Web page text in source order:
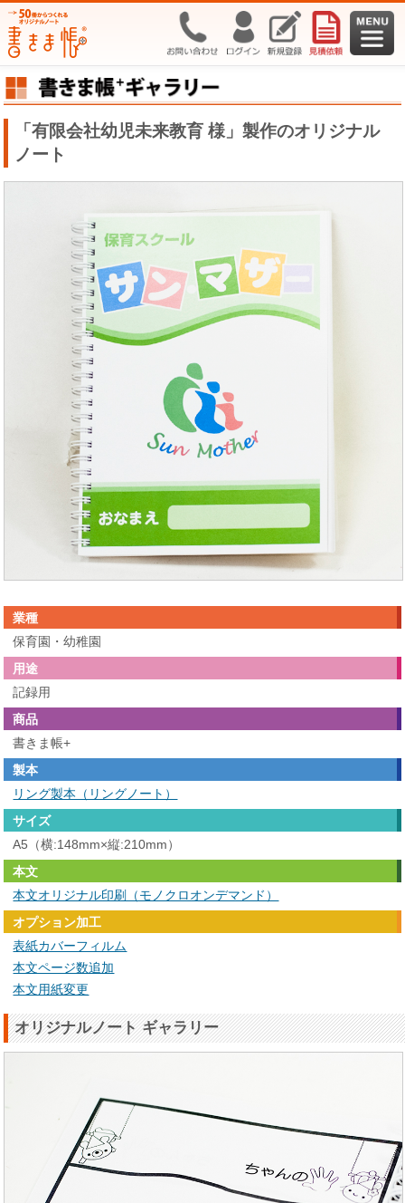
「有限会社幼児未来教育 様」製作のオリジナル
ノート
業種
保育園・幼稚園
用途
記録用
商品
書きま帳+
製本
リング製本（リングノート）
サイズ
A5（横:148mm×縦:210mm）
本文
本文オリジナル印刷（モノクロオンデマンド）
オプション加工
表紙カバーフィルム
本文ページ数追加
本文用紙変更
オリジナルノート ギャラリー